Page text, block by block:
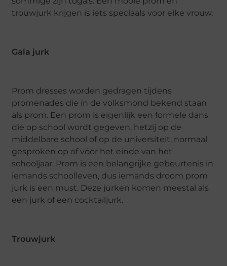
trouwjurk krijgen is iets speciaals voor elke vrouw.
Gala jurk
Prom dresses worden gedragen tijdens
promenades die in de volksmond bekend staan ​​
als prom. Een prom is eigenlijk een formele dans
die op school wordt gegeven, hetzij op de
middelbare school of op de universiteit, normaal
gesproken op of vóór het einde van het
schooljaar. Prom is een belangrijke gebeurtenis in
iemands schoolleven, dus iemands droom prom
jurk is een must. Deze jurken komen meestal als
een jurk of een cocktailjurk.
Trouwjurk